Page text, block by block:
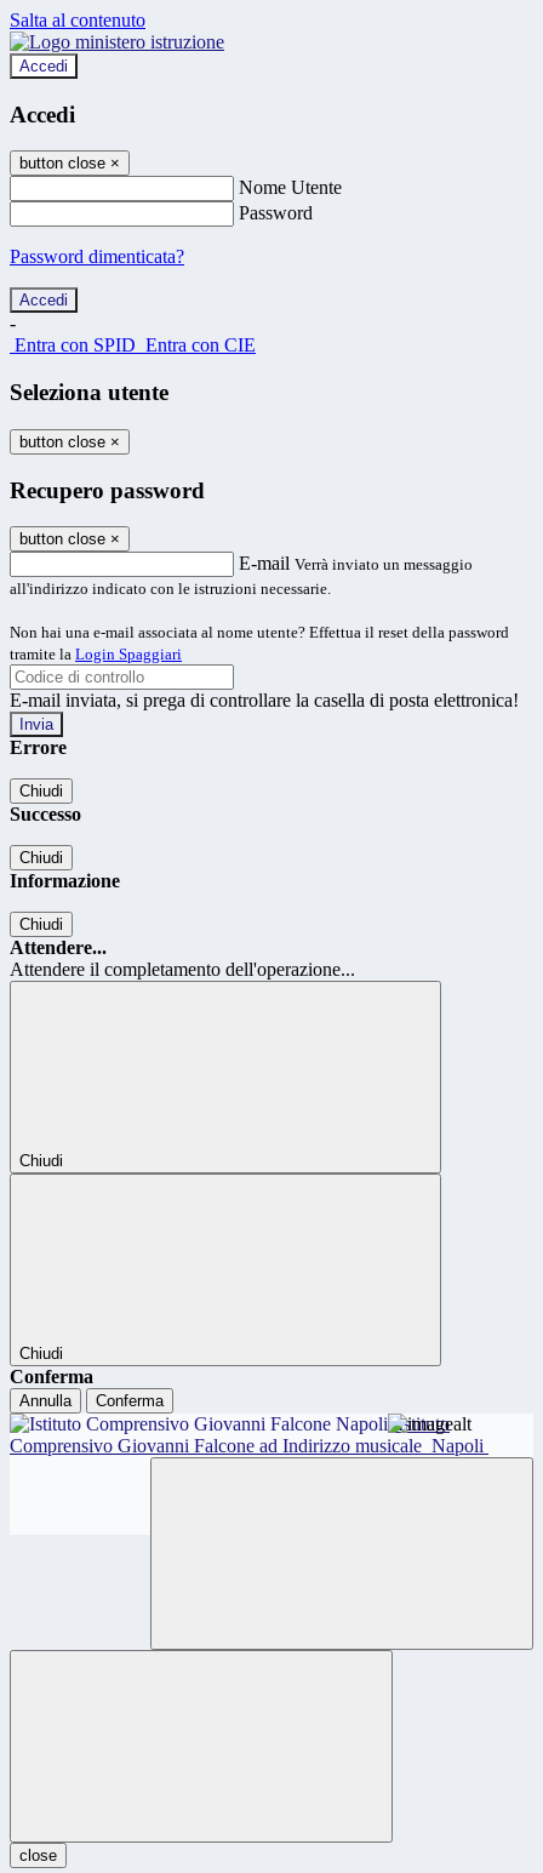
Salta al contenuto
Accedi
Accedi
button close ×
Nome Utente
Password
Password dimenticata?
-
Entra con SPID Entra con CIE
Seleziona utente
button close ×
Recupero password
button close ×
E-mail Verrà inviato un messaggio
all'indirizzo indicato con le istruzioni necessarie.
Non hai una e-mail associata al nome utente? Effettua il reset della password
tramite la Login Spaggiari
E-mail inviata, si prega di controllare la casella di posta elettronica!
Errore
Chiudi
Successo
Chiudi
Informazione
Chiudi
Attendere...
Attendere il completamento dell'operazione...
Chiudi
Chiudi
Conferma
Annulla Conferma
Istituto
Comprensivo Giovanni Falcone ad Indirizzo musicale Napoli
close